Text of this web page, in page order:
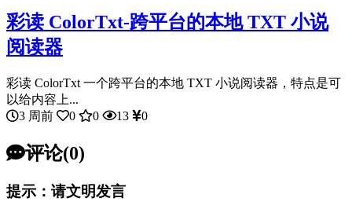
彩读 ColorTxt-跨平台的本地 TXT 小说
阅读器
彩读 ColorTxt 一个跨平台的本地 TXT 小说阅读器，特点是可
以给内容上...
3 周前
0 0 13 0
评论(0)
提示：请文明发言